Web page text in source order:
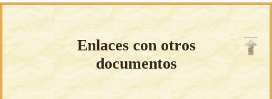
Enlaces con otros
documentos